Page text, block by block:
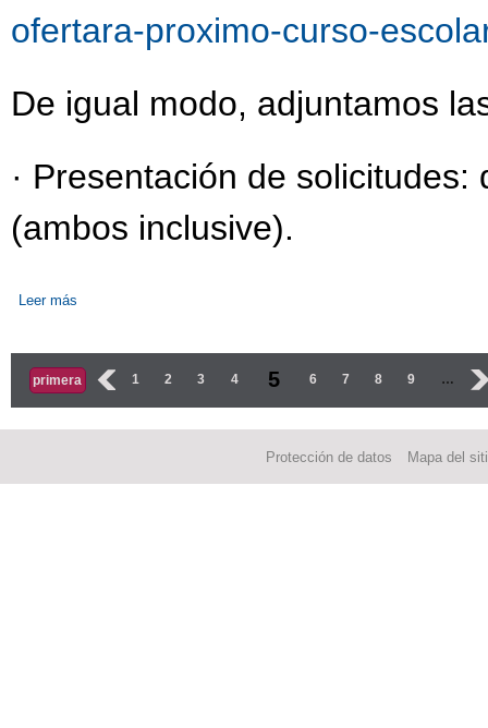
ofertara-proximo-curso-
De igual modo, adjuntamos
· Presentación de
(ambos inclusive).
Leer más
Páginas
primera ‹ 1 2 3 4 5 6 7 8 9 … ›
Protección de datos Mapa del